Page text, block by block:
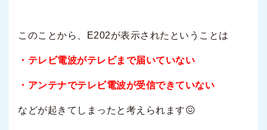
このことから、E202が表示されたということは
・テレビ電波がテレビまで届いていない
・アンテナでテレビ電波が受信できていない
などが起きてしまったと考えられます😖